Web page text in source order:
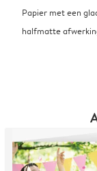
Papier met een
halfmatte